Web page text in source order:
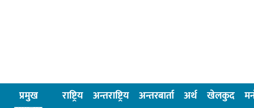
प्रमुख
राष्ट्रिय अन्तराष्ट्रिय अन्तरबार्ता अर्थ खेलकुद